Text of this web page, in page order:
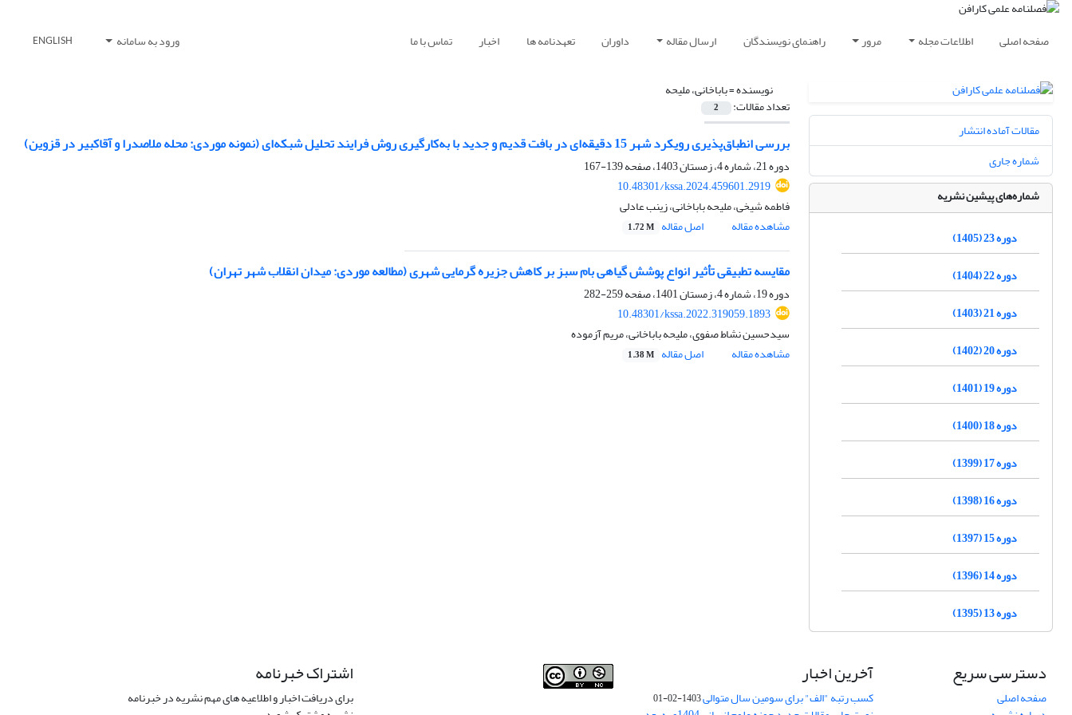
صفحه اصلی اطلاعات مجله مرور راهنمای نویسندگان ارسال مقاله داوران تعهدنامه ها اخبار تماس با ما ورود به سامانه ENGLISH
نویسنده =باباخانی، ملیحه
تعداد مقالات: 2
بررسی انطباق‌پذیری رویکرد شهر 15 دقیقه‌ای در بافت قدیم و جدید با به‌کارگیری روش فرایند تحلیل شبکه‌ای (نمونه موردی: محله ملاصدرا و آقاکبیر در قزوین)
دوره 21، شماره 4، زمستان 1403، صفحه
139-167
10.48301/kssa.2024.459601.2919
فاطمه شیخی، ملیحه باباخانی، زینب عادلی
مشاهده مقاله
اصل مقاله 1.72 M
مقایسه تطبیقی تأثیر انواع پوشش گیاهی بام سبز بر کاهش جزیره گرمایی شهری (مطالعه موردی: میدان انقلاب شهر تهران)
دوره 19، شماره 4، زمستان 1401، صفحه
259-282
10.48301/kssa.2022.319059.1893
سیدحسین نشاط صفوی، ملیحه باباخانی، مریم آزموده
مشاهده مقاله
اصل مقاله 1.38 M
مقالات آماده انتشار
شماره جاری
شماره‌های پیشین نشریه
دوره 23 (1405)
دوره 22 (1404)
دوره 21 (1403)
دوره 20 (1402)
دوره 19 (1401)
دوره 18 (1400)
دوره 17 (1399)
دوره 16 (1398)
دوره 15 (1397)
دوره 14 (1396)
دوره 13 (1395)
دسترسی سریع
صفحه اصلی
آخرین اخبار
کسب رتبه "الف" برای سومین سال متوالی1403-02-01
اشتراک خبرنامه
برای دریافت اخبار و اطلاعیه های مهم نشریه در خبرنامه